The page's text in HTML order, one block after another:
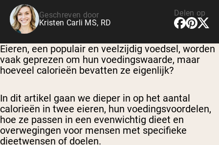
Geschreven door
Kristen Carli MS, RD
Delen op
Eieren, een populair en veelzijdig voedsel, worden
vaak geprezen om hun voedingswaarde, maar
hoeveel calorieën bevatten ze eigenlijk?
In dit artikel gaan we dieper in op het aantal
calorieën in twee eieren, hun voedingsvoordelen,
hoe ze passen in een evenwichtig dieet en
overwegingen voor mensen met specifieke
dieetwensen of doelen.